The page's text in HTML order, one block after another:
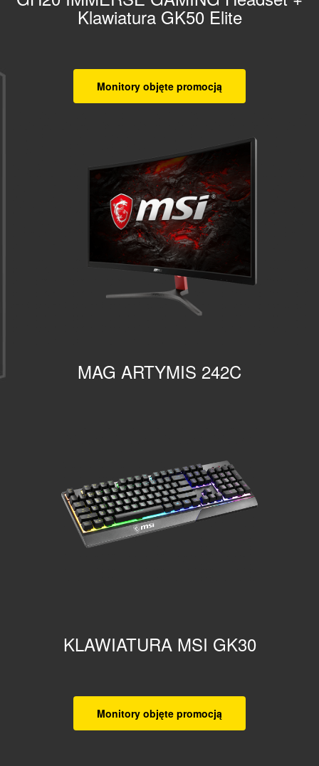
Klawiatura GK50 Elite
Monitory objęte promocją
MAG ARTYMIS 242C
KLAWIATURA MSI GK30
Monitory objęte promocją